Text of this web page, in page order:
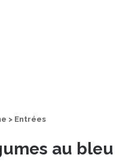
> Entrées
au bleu